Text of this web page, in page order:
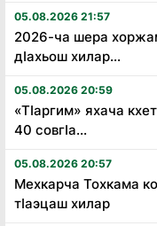
05.08.2026 21:57
2026-ча шера
дӏахьош хилар...
05.08.2026 20:59
«Тӏаргим» яхача
40 совгӏа...
05.08.2026 20:57
Мехкарча Тохкама
тӏаэцаш хилар